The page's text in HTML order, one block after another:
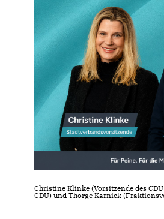
Christine Klinke (Vorsitzende des
CDU) und Thorge Karnick